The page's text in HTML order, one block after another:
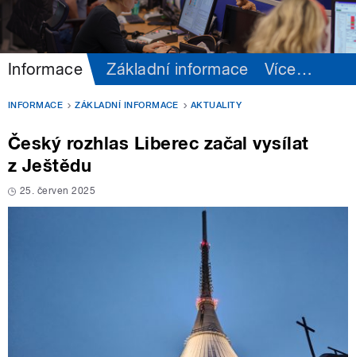
Informace Základní informace Více…
INFORMACE ZÁKLADNÍ INFORMACE AKTUALITY
Český rozhlas Liberec začal vysílat
z Ještědu
25. červen 2025